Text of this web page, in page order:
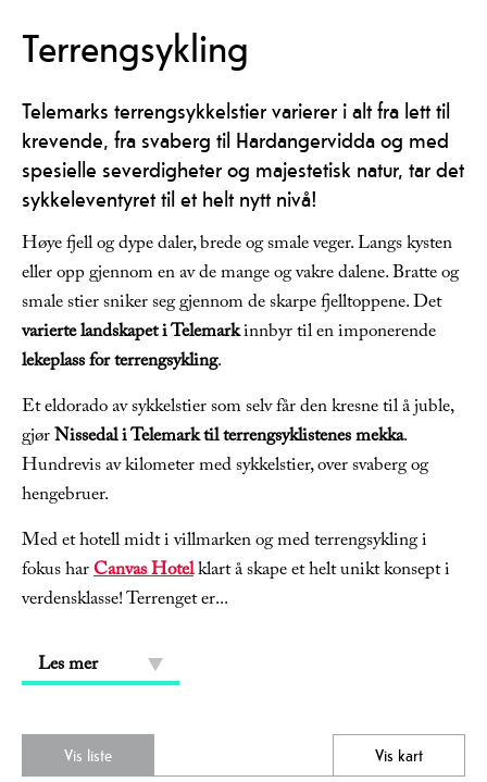
Terrengsykling
Telemarks terrengsykkelstier varierer i alt fra lett til
krevende, fra svaberg til Hardangervidda og med
spesielle severdigheter og majestetisk natur, tar det
sykkeleventyret til et helt nytt nivå!
Høye fjell og dype daler, brede og smale veger. Langs kysten
eller opp gjennom en av de mange og vakre dalene. Bratte og
smale stier sniker seg gjennom de skarpe fjelltoppene. Det
varierte landskapet i Telemarkinnbyr til en imponerende
lekeplass for terrengsykling.
Et eldorado av sykkelstier som selv får den kresne til å juble,
gjørNissedal i Telemark til terrengsyklistenes mekka.
Hundrevis av kilometer med sykkelstier, over svaberg og
hengebruer.
Med et hotell midt i villmarken og med terrengsykling i
fokus harCanvas Hotelklart å skape et helt unikt konsept i
verdensklasse! Terrenget er...
Les mer
Vis liste Vis kart